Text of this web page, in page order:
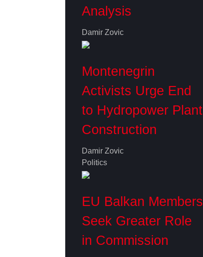
Analysis
Damir Zovic
Montenegrin
Activists Urge End
to Hydropower Plant
Construction
Damir Zovic
Politics
EU Balkan Members
Seek Greater Role
in Commission